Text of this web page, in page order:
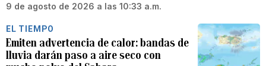
9 de agosto de 2026 a las 10:33 a.m.
EL TIEMPO
Emiten advertencia de calor: bandas de
lluvia darán paso a aire seco con